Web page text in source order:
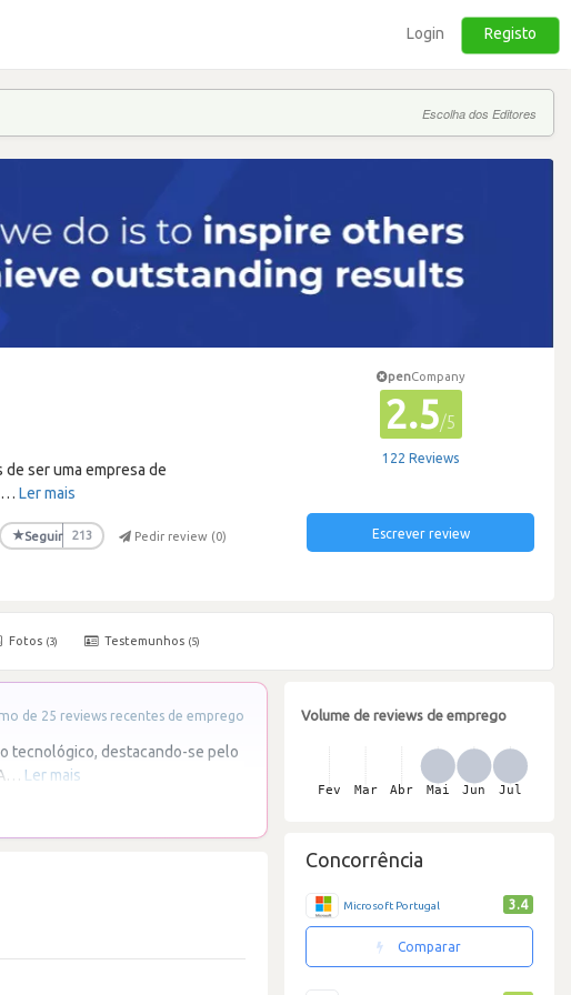
Login Registo
Escolha dos Editores
ser uma empresa de
… Ler mais
★Seguir 213 Pedir review (0)
penCompany
2.5/5
122 Reviews
Escrever review
Fotos (3) Testemunhos (5)
de 25 reviews recentes de emprego
tecnológico, destacando-se pelo
… Ler mais
Volume de reviews de emprego
Concorrência
Microsoft Portugal 3.4
Comparar